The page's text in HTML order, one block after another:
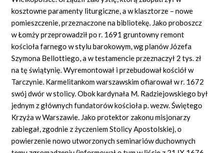
kosztowne paramenty liturgiczne, a w klasztorze – nowe
pomieszczenie, przeznaczone na bibliotekę. Jako proboszcz
w Łomży przeprowadził po r. 1691 gruntowny remont
kościoła farnego w stylu barokowym, wg planów Józefa
Szymona Bellottiego, a w testamencie przeznaczył 2 tys. zł
na tę świątynię. Wyremontował i przebudował kościół w
Tarczynie. Karmelitankom warszawskim ofiarował w r. 1672
swój dwór w stolicy. Obok kardynała M. Radziejowskiego był
jednym z głównych fundatorów kościoła p. wezw. Świętego
Krzyża w Warszawie. Jako protektor zakonu misjonarzy
zabiegał, zgodnie z życzeniem Stolicy Apostolskiej, o
powierzenie nowo utworzonych seminariów duchownych